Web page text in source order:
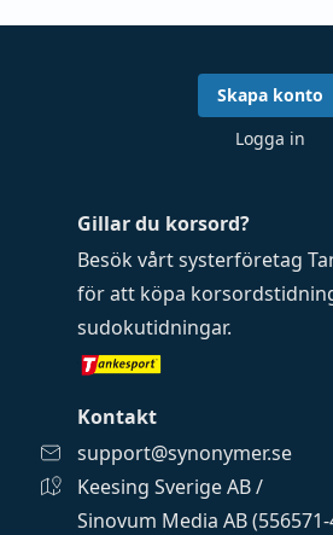
Gillar du korsord?
Besök vårt systerföretag
för att köpa
sudokutidningar.
Kontakt
support@synonymer.se
Keesing Sverige AB /
Sinovum Media AB
Skapa konto
Logga in